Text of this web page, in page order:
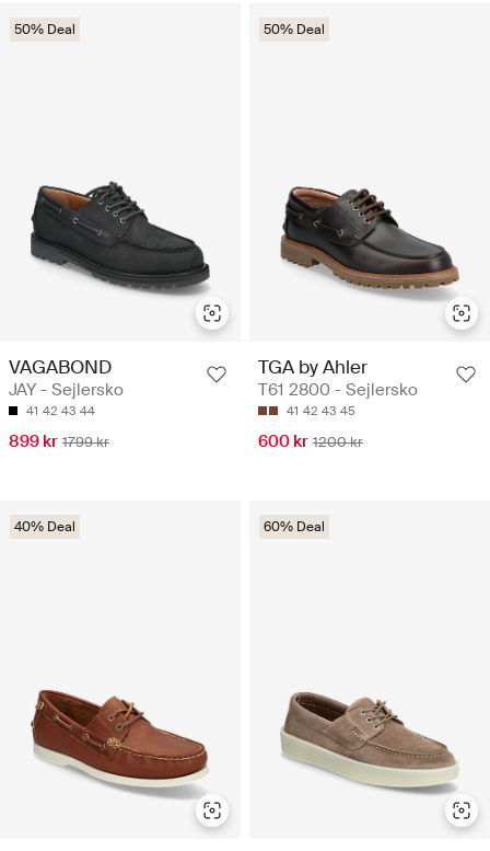
50% Deal
VAGABOND
JAY - Sejlersko
41 42 43 44
899 kr 1799 kr
50% Deal
TGA by Ahler
T61 2800 - Sejlersko
41 42 43 45
600 kr 1200 kr
40% Deal 60% Deal